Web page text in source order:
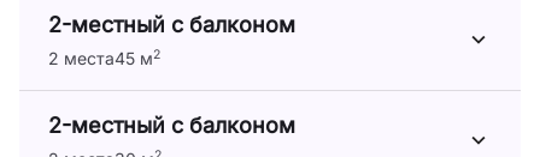
2-местный с балконом
2 места45 м2
2-местный с балконом